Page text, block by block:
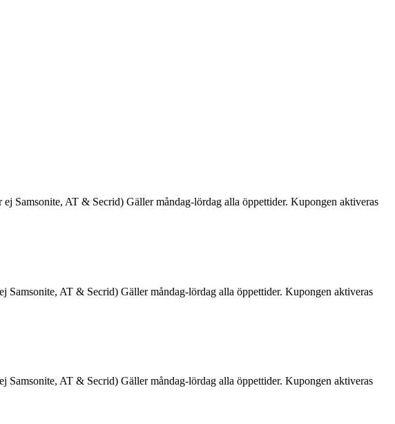
Samsonite, AT & Secrid) Gäller måndag-lördag alla öppettider. Kupongen aktiveras
AT & Secrid) Gäller måndag-lördag alla öppettider. Kupongen aktiveras
AT & Secrid) Gäller måndag-lördag alla öppettider. Kupongen aktiveras